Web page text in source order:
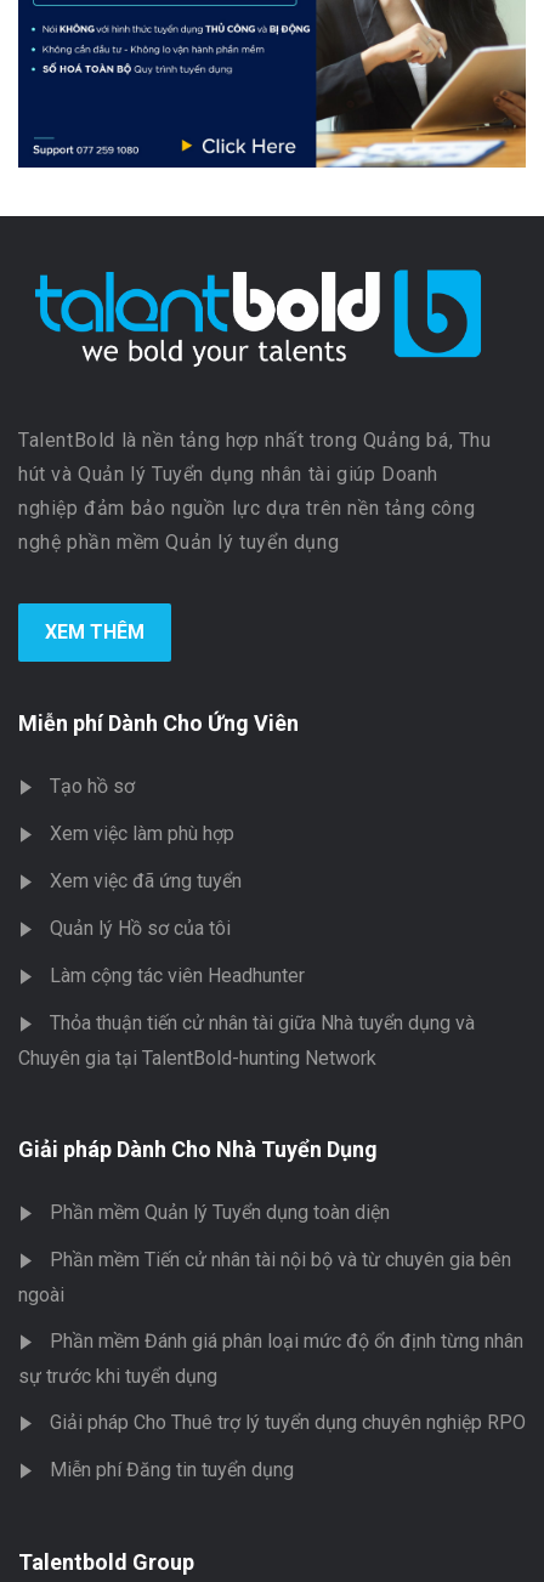
TalentBold là nền tảng hợp nhất trong Quảng bá, Thu
hút và Quản lý Tuyển dụng nhân tài giúp Doanh
nghiệp đảm bảo nguồn lực dựa trên nền tảng công
nghệ phần mềm Quản lý tuyển dụng
XEM THÊM
Miễn phí Dành Cho Ứng Viên
Tạo hồ sơ
Xem việc làm phù hợp
Xem việc đã ứng tuyển
Quản lý Hồ sơ của tôi
Làm cộng tác viên Headhunter
Thỏa thuận tiến cử nhân tài giữa Nhà tuyển dụng và
Chuyên gia tại TalentBold-hunting Network
Giải pháp Dành Cho Nhà Tuyển Dụng
Phần mềm Quản lý Tuyển dụng toàn diện
Phần mềm Tiến cử nhân tài nội bộ và từ chuyên gia bên
ngoài
Phần mềm Đánh giá phân loại mức độ ổn định từng nhân
sự trước khi tuyển dụng
Giải pháp Cho Thuê trợ lý tuyển dụng chuyên nghiệp RPO
Miễn phí Đăng tin tuyển dụng
Talentbold Group